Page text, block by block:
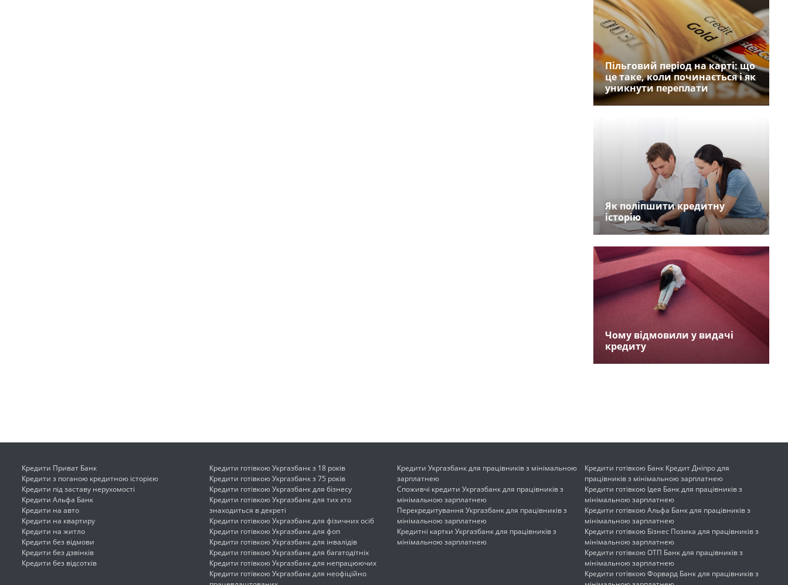
Пільговий період на карті: що
це таке, коли починається і як
уникнути переплати
Як поліпшити кредитну
історію
Чому відмовили у видачі
кредиту
Кредити Приват Банк
Кредити з поганою кредитною історією
Кредити під заставу нерухомості
Кредити Альфа Банк
Кредити на авто
Кредити на квартиру
Кредити на житло
Кредити без відмови
Кредити без дзвінків
Кредити без відсотків
Кредити готівкою Укргазбанк з 18 років
Кредити готівкою Укргазбанк з 75 років
Кредити готівкою Укргазбанк для бізнесу
Кредити готівкою Укргазбанк для тих хто
знаходиться в декреті
Кредити готівкою Укргазбанк для фізичних осіб
Кредити готівкою Укргазбанк для фоп
Кредити готівкою Укргазбанк для інвалідів
Кредити готівкою Укргазбанк для багатодітніх
Кредити готівкою Укргазбанк для непрацюючих
Кредити готівкою Укргазбанк для неофіційно
Кредити Укргазбанк для працівників з мінімальною
зарплатнею
Споживчі кредити Укргазбанк для працівників з
мінімальною зарплатнею
Перекредитування Укргазбанк для працівників з
мінімальною зарплатнею
Кредитні картки Укргазбанк для працівників з
мінімальною зарплатнею
Кредити готівкою Банк Кредит Дніпро для
працівників з мінімальною зарплатнею
Кредити готівкою Ідея Банк для працівників з
мінімальною зарплатнею
Кредити готівкою Альфа Банк для працівників з
мінімальною зарплатнею
Кредити готівкою Бізнес Позика для працівників з
мінімальною зарплатнею
Кредити готівкою ОТП Банк для працівників з
мінімальною зарплатнею
Кредити готівкою Форвард Банк для працівників з